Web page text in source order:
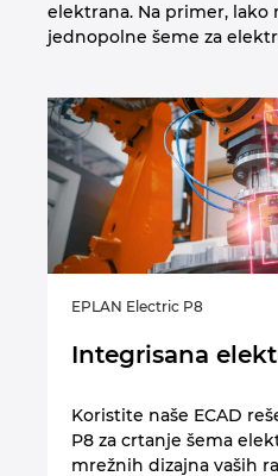
elektrana. Na primer, lako
jednopolne šeme za
EPLAN Electric P8
Integrisana
Koristite naše ECAD
P8 za crtanje šema
mrežnih dizajna vaših